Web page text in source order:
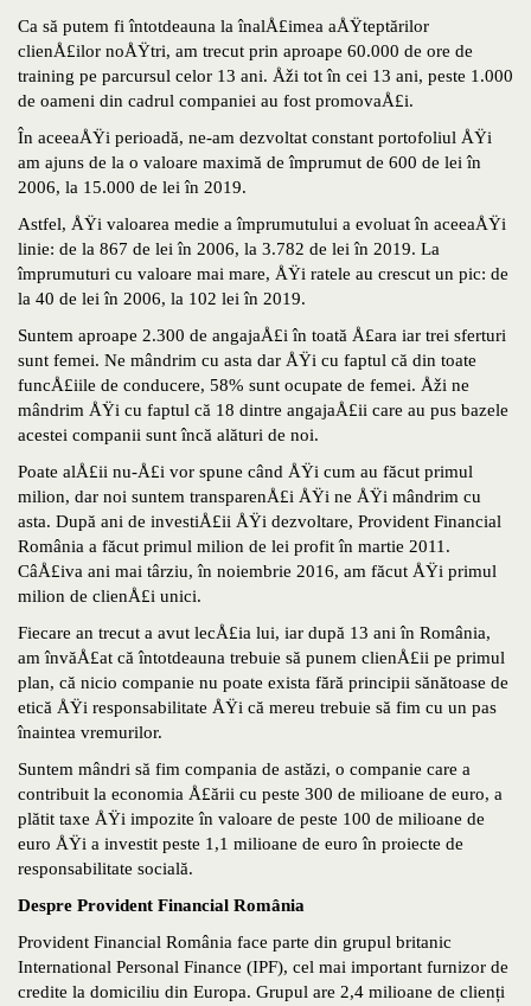
Ca să putem fi întotdeauna la înalÅ£imea aÅŸteptărilor
clienÅ£ilor noÅŸtri, am trecut prin aproape 60.000 de ore de
training pe parcursul celor 13 ani. Åži tot în cei 13 ani, peste 1.000
de oameni din cadrul companiei au fost promovaÅ£i.
În aceeaÅŸi perioadă, ne-am dezvoltat constant portofoliul ÅŸi
am ajuns de la o valoare maximă de împrumut de 600 de lei în
2006, la 15.000 de lei în 2019.
Astfel, ÅŸi valoarea medie a împrumutului a evoluat în aceeaÅŸi
linie: de la 867 de lei în 2006, la 3.782 de lei în 2019. La
împrumuturi cu valoare mai mare, ÅŸi ratele au crescut un pic: de
la 40 de lei în 2006, la 102 lei în 2019.
Suntem aproape 2.300 de angajaÅ£i în toată Å£ara iar trei sferturi
sunt femei. Ne mândrim cu asta dar ÅŸi cu faptul că din toate
funcÅ£iile de conducere, 58% sunt ocupate de femei. Åži ne
mândrim ÅŸi cu faptul că 18 dintre angajaÅ£ii care au pus bazele
acestei companii sunt încă alături de noi.
Poate alÅ£ii nu-Å£i vor spune când ÅŸi cum au făcut primul
milion, dar noi suntem transparenÅ£i ÅŸi ne ÅŸi mândrim cu
asta. După ani de investiÅ£ii ÅŸi dezvoltare, Provident Financial
România a făcut primul milion de lei profit în martie 2011.
CâÅ£iva ani mai târziu, în noiembrie 2016, am făcut ÅŸi primul
milion de clienÅ£i unici.
Fiecare an trecut a avut lecÅ£ia lui, iar după 13 ani în România,
am învăÅ£at că întotdeauna trebuie să punem clienÅ£ii pe primul
plan, că nicio companie nu poate exista fără principii sănătoase de
etică ÅŸi responsabilitate ÅŸi că mereu trebuie să fim cu un pas
înaintea vremurilor.
Suntem mândri să fim compania de astăzi, o companie care a
contribuit la economia Å£ării cu peste 300 de milioane de euro, a
plătit taxe ÅŸi impozite în valoare de peste 100 de milioane de
euro ÅŸi a investit peste 1,1 milioane de euro în proiecte de
responsabilitate socială.
Despre Provident Financial România
Provident Financial România face parte din grupul britanic
International Personal Finance (IPF), cel mai important furnizor de
credite la domiciliu din Europa. Grupul are 2,4 milioane de clienți